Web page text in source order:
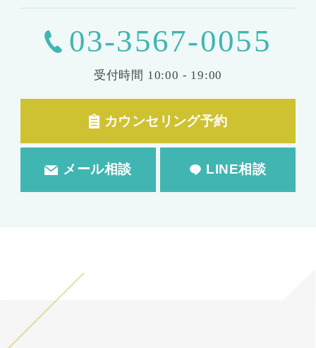
03-3567-0055
受付時間 10:00 - 19:00
カウンセリング予約
メール相談 LINE相談